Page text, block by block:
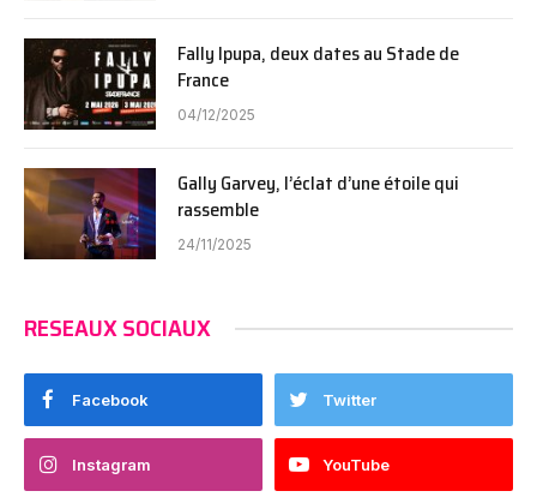
Fally Ipupa, deux dates au Stade de
France
04/12/2025
Gally Garvey, l’éclat d’une étoile qui
rassemble
24/11/2025
RESEAUX SOCIAUX
Facebook Twitter
Instagram YouTube